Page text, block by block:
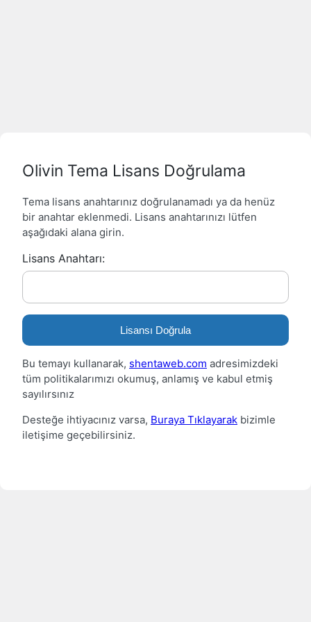
Olivin Tema Lisans Doğrulama
Tema lisans anahtarınız doğrulanamadı ya da henüz
bir anahtar eklenmedi. Lisans anahtarınızı lütfen
aşağıdaki alana girin.
Lisans Anahtarı:
Lisansı Doğrula
Bu temayı kullanarak, shentaweb.com adresimizdeki
tüm politikalarımızı okumuş, anlamış ve kabul etmiş
sayılırsınız
Desteğe ihtiyacınız varsa, Buraya Tıklayarak bizimle
iletişime geçebilirsiniz.